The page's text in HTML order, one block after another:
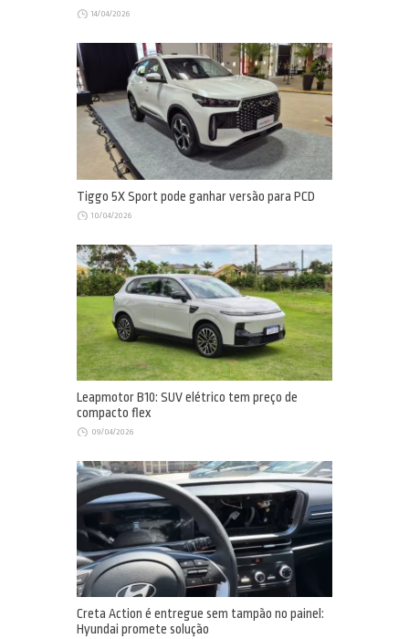
14/04/2026
Tiggo 5X Sport pode ganhar versão para PCD
10/04/2026
Leapmotor B10: SUV elétrico tem preço de
compacto flex
09/04/2026
Creta Action é entregue sem tampão no painel:
Hyundai promete solução